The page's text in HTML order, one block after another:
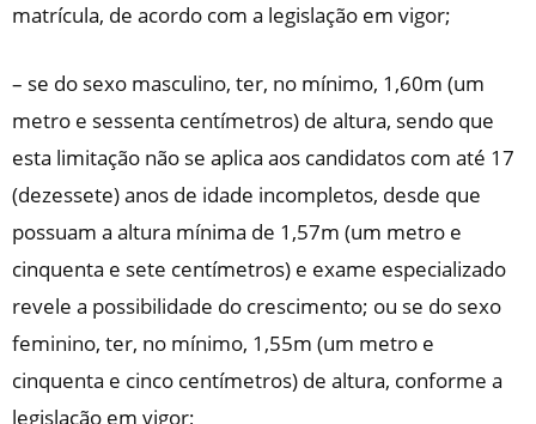
matrícula, de acordo com a legislação em vigor;
– se do sexo masculino, ter, no mínimo, 1,60m (um
metro e sessenta centímetros) de altura, sendo que
esta limitação não se aplica aos candidatos com até 17
(dezessete) anos de idade incompletos, desde que
possuam a altura mínima de 1,57m (um metro e
cinquenta e sete centímetros) e exame especializado
revele a possibilidade do crescimento; ou se do sexo
feminino, ter, no mínimo, 1,55m (um metro e
cinquenta e cinco centímetros) de altura, conforme a
legislação em vigor;